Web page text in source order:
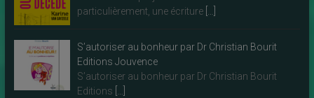
particulièrement, une écriture
S’autoriser au bonheur par Dr Christian Bourit
Editions Jouvence
S’autoriser au bonheur par Dr Christian Bourit
Editions